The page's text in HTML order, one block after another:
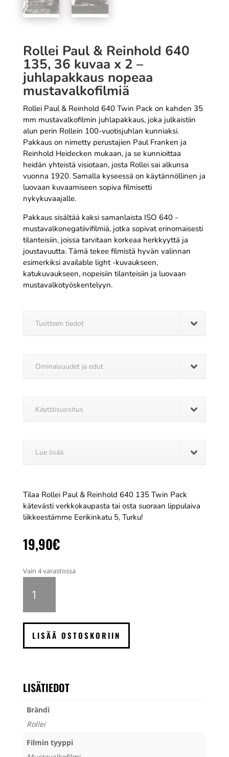
Rollei Paul & Reinhold 640
135, 36 kuvaa x 2 –
juhlapakkaus nopeaa
mustavalkofilmiä
Rollei Paul & Reinhold 640 Twin Pack on kahden 35
mm mustavalkofilmin juhlapakkaus, joka julkaistiin
alun perin Rollein 100-vuotisjuhlan kunniaksi.
Pakkaus on nimetty perustajien Paul Franken ja
Reinhold Heidecken mukaan, ja se kunnioittaa
heidän yhteistä visiotaan, josta Rollei sai alkunsa
vuonna 1920. Samalla kyseessä on käytännöllinen ja
luovaan kuvaamiseen sopiva filmisetti
nykykuvaajalle.
Pakkaus sisältää kaksi samanlaista ISO 640 -
mustavalkonegatiivifilmiä, jotka sopivat erinomaisesti
tilanteisiin, joissa tarvitaan korkeaa herkkyyttä ja
joustavuutta. Tämä tekee filmistä hyvän valinnan
esimerkiksi available light -kuvaukseen,
katukuvaukseen, nopeisiin tilanteisiin ja luovaan
mustavalkotyöskentelyyn.
Tuotteen tiedot
Ominaisuudet ja edut
Käyttösuositus
Lue lisää
Tilaa Rollei Paul & Reinhold 640 135 Twin Pack
kätevästi verkkokaupasta tai osta suoraan lippulaiva
liikkeestämme Eerikinkatu 5, Turku!
19,90€
Vain 4 varastossa
Paul
135
kpl
määrä
LISÄÄ OSTOSKORIIN
LISÄTIEDOT
Brändi
Rollei
Filmin tyyppi